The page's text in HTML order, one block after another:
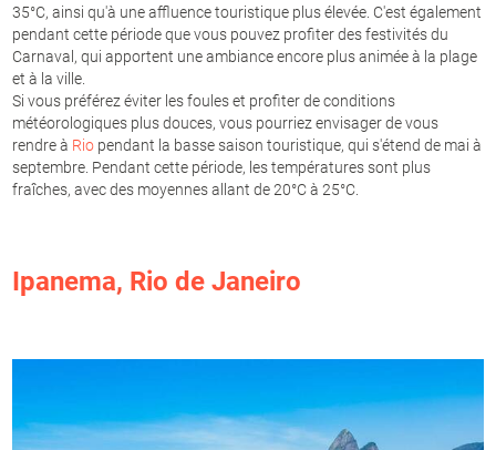
35°C, ainsi qu'à une affluence touristique plus élevée. C'est également
pendant cette période que vous pouvez profiter des festivités du
Carnaval, qui apportent une ambiance encore plus animée à la plage
et à la ville.
Si vous préférez éviter les foules et profiter de conditions
météorologiques plus douces, vous pourriez envisager de vous
rendre à Rio pendant la basse saison touristique, qui s'étend de mai à
septembre. Pendant cette période, les températures sont plus
fraîches, avec des moyennes allant de 20°C à 25°C.
Ipanema, Rio de Janeiro